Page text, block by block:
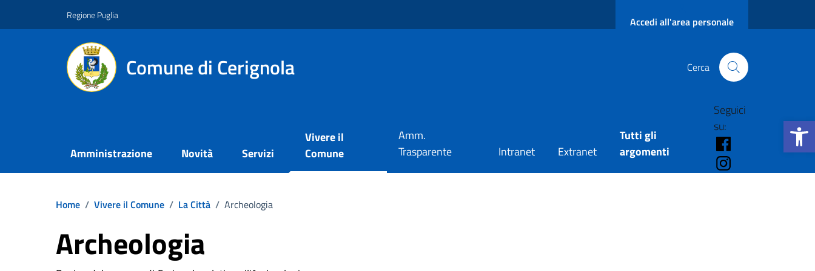
Apri la
Regione Puglia Accedi all'area personale
Comune di Cerignola Cerca
Amministrazione Novità Servizi
Vivere il
Comune
Amm.
Trasparente
Intranet Extranet
Tutti gli
argomenti
Seguici
su:
FB -
Home / Vivere il Comune / La Città / Archeologia
Archeologia